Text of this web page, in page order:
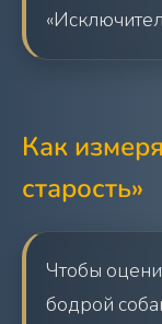
Как
старость»
Чтобы
бодрой